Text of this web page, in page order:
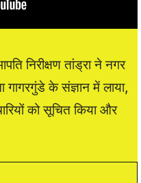
निरीक्षण तांड्रा ने नगर
गागरगुंडे के संज्ञान में लाया,
को सूचित किया और